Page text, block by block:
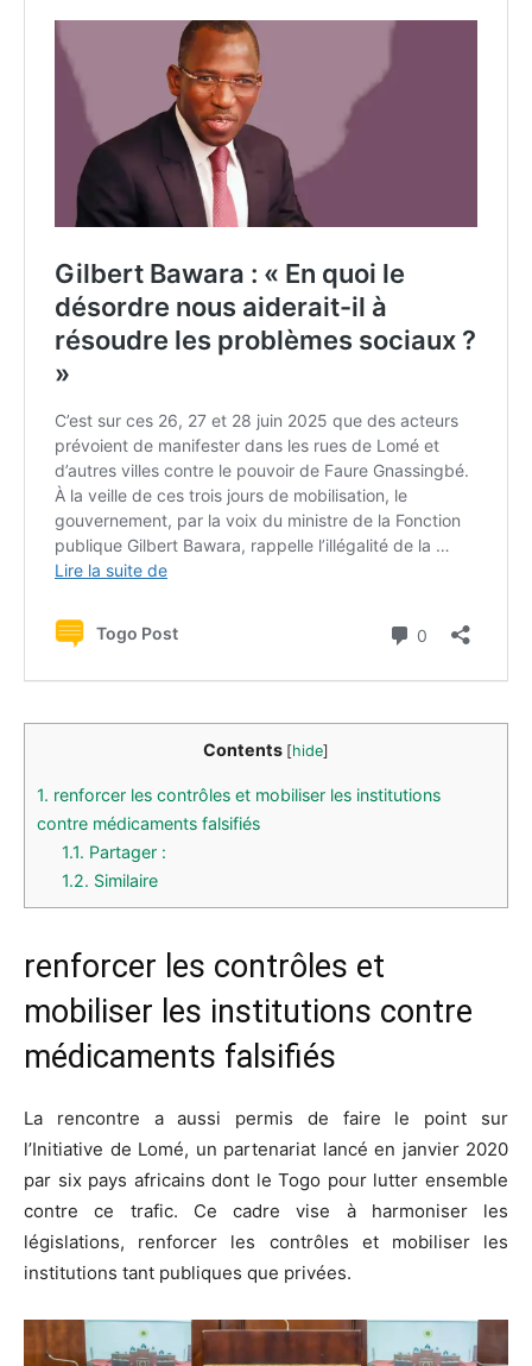
Contents [hide]
1. renforcer les contrôles et mobiliser les institutions
contre médicaments falsifiés
1.1. Partager :
1.2. Similaire
renforcer les contrôles et
mobiliser les institutions contre
médicaments falsifiés
La rencontre a aussi permis de faire le point sur
l’Initiative de Lomé, un partenariat lancé en janvier 2020
par six pays africains dont le Togo pour lutter ensemble
contre ce trafic. Ce cadre vise à harmoniser les
législations, renforcer les contrôles et mobiliser les
institutions tant publiques que privées.